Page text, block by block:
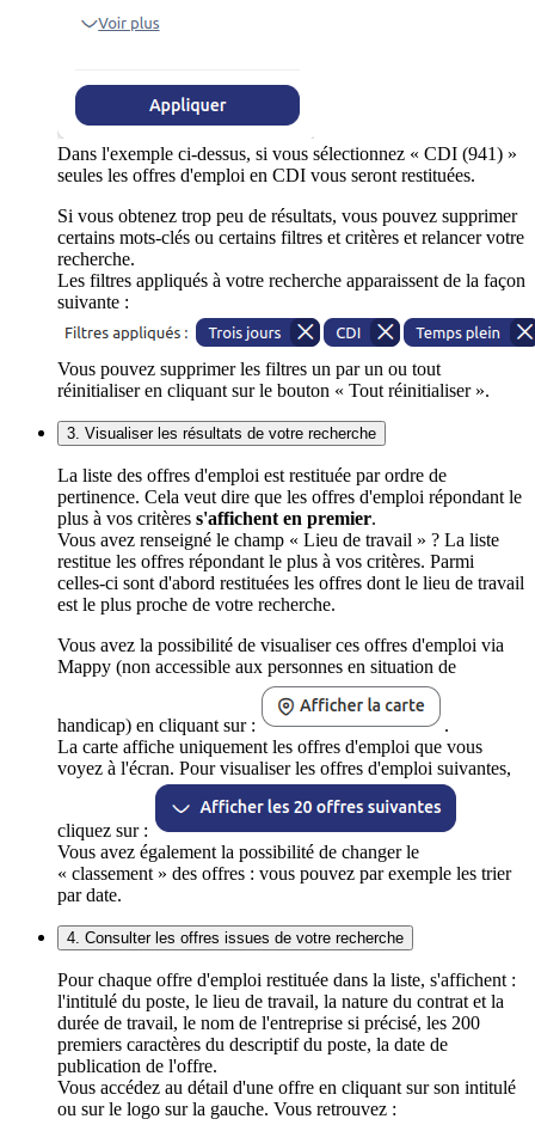
Dans l'exemple ci-dessus, si vous sélectionnez « CDI (941) »
seules les offres d'emploi en CDI vous seront restituées.
Si vous obtenez trop peu de résultats, vous pouvez supprimer
certains mots-clés ou certains filtres et critères et relancer votre
recherche.
Les filtres appliqués à votre recherche apparaissent de la façon
suivante :
Vous pouvez supprimer les filtres un par un ou tout
réinitialiser en cliquant sur le bouton « Tout réinitialiser ».
3. Visualiser les résultats de votre recherche
La liste des offres d'emploi est restituée par ordre de
pertinence. Cela veut dire que les offres d'emploi répondant le
plus à vos critères s'affichent en premier.
Vous avez renseigné le champ « Lieu de travail » ? La liste
restitue les offres répondant le plus à vos critères. Parmi
celles-ci sont d'abord restituées les offres dont le lieu de travail
est le plus proche de votre recherche.
Vous avez la possibilité de visualiser ces offres d'emploi via
Mappy (non accessible aux personnes en situation de
handicap) en cliquant sur :
.
La carte affiche uniquement les offres d'emploi que vous
voyez à l'écran. Pour visualiser les offres d'emploi suivantes,
cliquez sur :
Vous avez également la possibilité de changer le
« classement » des offres : vous pouvez par exemple les trier
par date.
4. Consulter les offres issues de votre recherche
Pour chaque offre d'emploi restituée dans la liste, s'affichent :
l'intitulé du poste, le lieu de travail, la nature du contrat et la
durée de travail, le nom de l'entreprise si précisé, les 200
premiers caractères du descriptif du poste, la date de
publication de l'offre.
Vous accédez au détail d'une offre en cliquant sur son intitulé
ou sur le logo sur la gauche. Vous retrouvez :